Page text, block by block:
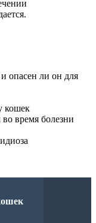
опасен ли он для
кошек
время болезни